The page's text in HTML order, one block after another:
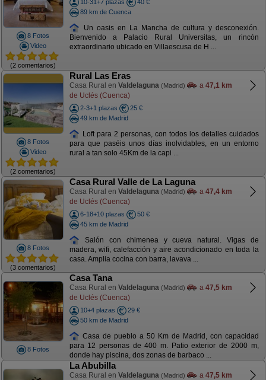
8 Fotos
Video
(2 comentarios)
10-31+7 plazas
40 €
89 km de Cuenca
Un oasis en La Mancha de cultura y desconexión.
Bienvenido a Palacio Rural Universitas, un rincón
extraordinario ubicado en Villaescusa de H ...
8 Fotos
Video
(2 comentarios)
Rural Las Eras
Casa Rural en Valdelaguna (Madrid) a 47,1 km
de Uclés (Cuenca)
2-3+1 plazas
25 €
49 km de Madrid
Loft para 2 personas, con todos los detalles cuidados
para que paséis unos días inolvidables, en un entorno
rural a tan solo 45Km de la capi ...
8 Fotos
(3 comentarios)
Casa Rural Valle de La Laguna
Casa Rural en Valdelaguna (Madrid) a 47,4 km
de Uclés (Cuenca)
6-18+10 plazas
50 €
45 km de Madrid
Salón con chimenea y cueva natural. Vigas de
madera, wifi, calefacción y aire acondicionado en toda la
casa. Amplia cocina con barra, lavava ...
8 Fotos
Casa Tana
Casa Rural en Valdelaguna (Madrid) a 47,5 km
de Uclés (Cuenca)
10+4 plazas
29 €
50 km de Madrid
Casa de pueblo a 50 Km de Madrid, con capacidad
para 12 personas de 400 m. Patio exterior de 2000 m,
donde hay piscina, dos zonas de barbaco ...
La Abubilla
Casa Rural en Valdelaguna (Madrid) a 47,5 km